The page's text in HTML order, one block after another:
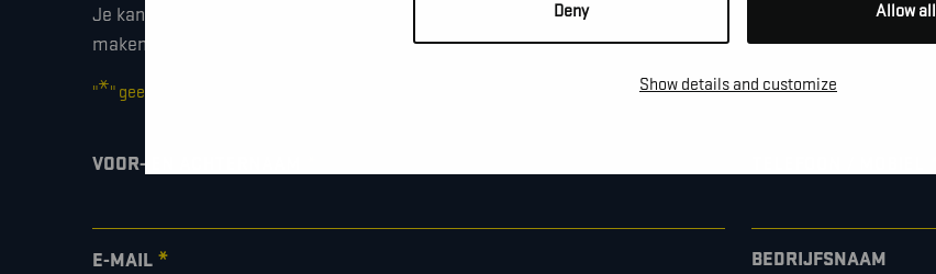
Deny Allow all
Show details and customize
Je kan dit formulier gebruiken om meer informatie te vragen, een afspraak te
maken of gewoon om even hallo te zeggen.
"*" geeft vereiste velden aan
VOOR- EN ACHTERNAAM
E-MAIL * BEDRIJFSNAAM